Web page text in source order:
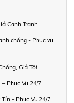
Cạnh Tranh
chóng - Phục vụ
Giá Tốt
– Phục Vụ 24/7
– Phục Vụ 24/7